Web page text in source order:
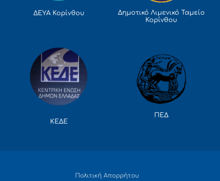
ΔΕΥΑ Κορίνθου
Δημοτικό Λιμενικό Ταμείο
Κορίνθου
ΚΕΔΕ
ΠΕΔ
Πολιτική Απορρήτου